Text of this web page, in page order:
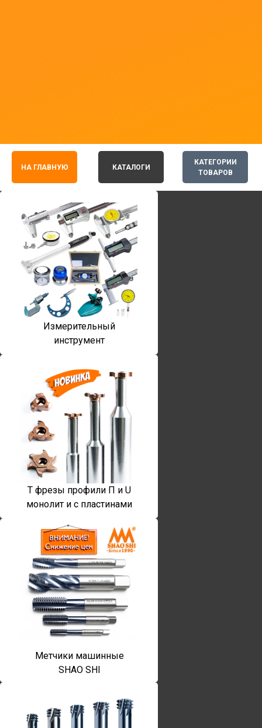
КАТЕГОРИИ
ТОВАРОВ
НА ГЛАВНУЮ КАТАЛОГИ
Измерительный
инструмент
T фрезы профили П и U
монолит и с пластинами
Метчики машинные
SHAO SHI